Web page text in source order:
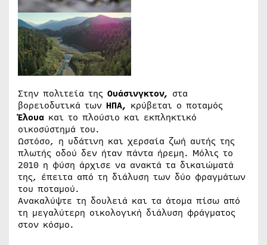
Στην πολιτεία της Ουάσινγκτον, στα
βορειοδυτικά των ΗΠΑ, κρύβεται ο ποταμός
Έλουα και το πλούσιο και εκπληκτικό
οικοσύστημά του.
Ωστόσο, η υδάτινη και χερσαία ζωή αυτής της
πλωτής οδού δεν ήταν πάντα ήρεμη. Μόλις το
2010 η φύση άρχισε να ανακτά τα δικαιώματά
της, έπειτα από τη διάλυση των δύο φραγμάτων
του ποταμού.
Ανακαλύψτε τη δουλειά και τα άτομα πίσω από
τη μεγαλύτερη οικολογική διάλυση φράγματος
στον κόσμο.